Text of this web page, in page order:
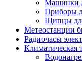
Машинки
Приборы
Щипцы
Метеостанции
Радиочасы
Климатическая